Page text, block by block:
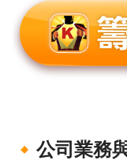
🔸 公司業務